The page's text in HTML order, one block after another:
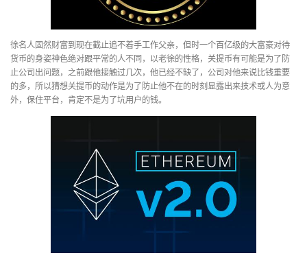
徐名人固然财富到现在截止追不着手工作父亲，但时一个百亿级的大富豪对待
货币的身姿神色绝对跟平常的人不同，以老徐的性格，关提币有可能是为了防
止公司出问题，之前跟他接触过几次，他已经不缺了，公司对他来说比钱重要
的多，所以猜想关提币的动作是为了防止他不在的时刻显露出来技术或人为意
外，保住平台，肯定不是为了坑用户的钱。